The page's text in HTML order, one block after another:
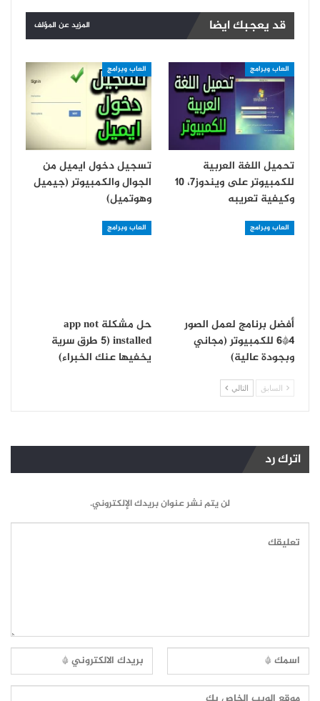
قد يعجبك ايضا المزيد عن المؤلف
العاب وبرامج
تحميل اللغة العربية
للكمبيوتر على ويندوز7، 10
وكيفية تعريبه
العاب وبرامج
تسجيل دخول ايميل من
الجوال والكمبيوتر (جيميل
وهوتميل)
العاب وبرامج
أفضل برنامج لعمل الصور
4*6 للكمبيوتر (مجاني
وبجودة عالية)
العاب وبرامج
حل مشكلة app not
installed (5 طرق سرية
يخفيها عنك الخبراء)
السابق التالي
اترك رد
لن يتم نشر عنوان بريدك الإلكتروني.